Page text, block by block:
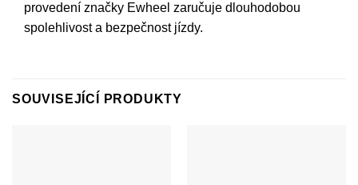
provedení značky Ewheel zaručuje dlouhodobou
spolehlivost a bezpečnost jízdy.
SOUVISEJÍCÍ PRODUKTY